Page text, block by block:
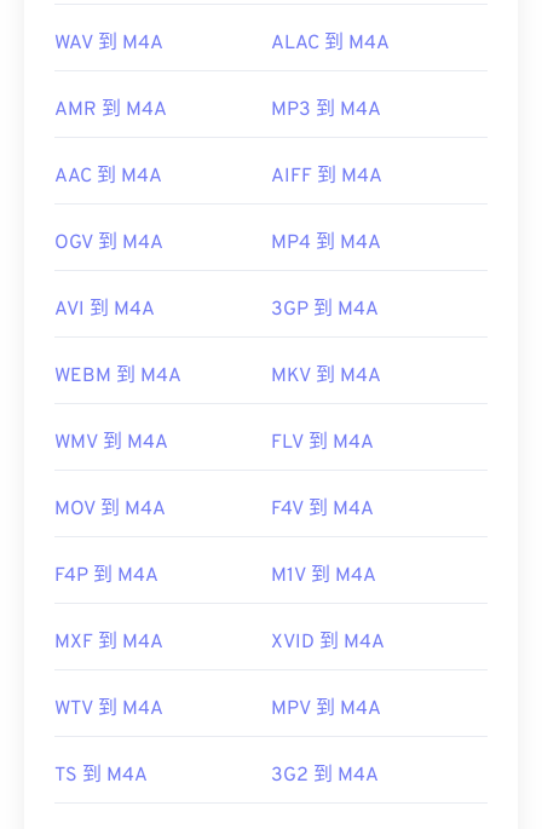
WAV 到 M4A ALAC 到 M4A
AMR 到 M4A MP3 到 M4A
AAC 到 M4A AIFF 到 M4A
OGV 到 M4A MP4 到 M4A
AVI 到 M4A 3GP 到 M4A
WEBM 到 M4A MKV 到 M4A
WMV 到 M4A FLV 到 M4A
MOV 到 M4A F4V 到 M4A
F4P 到 M4A M1V 到 M4A
MXF 到 M4A XVID 到 M4A
WTV 到 M4A MPV 到 M4A
TS 到 M4A 3G2 到 M4A